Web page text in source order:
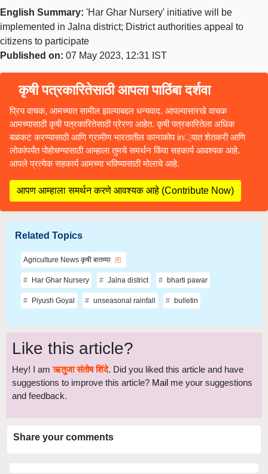
English Summary: 'Har Ghar Nursery' initiative will be
implemented in Jalna district; District authorities appeal to
citizens to participate
Published on: 07 May 2023, 12:31 IST
कृषी पत्रकारितेसाठी आपला पाठिंबा दर्शवा
प्रिय वाचक, आमच्यात सामील झाल्याबद्दल धन्यवाद. आपल्यासारखे वाचक
आमच्यासाठी कृषी पत्रकारितेसाठी प्रेरणा आहेत. कृषी पत्रकारितेला अधिक
बळकट करण्यासाठी आणि ग्रामीण भारतातील कानाकोप in्यात शेतकरी आणि
लोकांपर्यंत पोहोचण्यासाठी आम्हाला तुमचे समर्थन किंवा सहकार्य आवश्यक आहे.
आपले प्रत्येक सहकार्य आमच्या भविष्यासाठी मोलाचे आहे.
आपण आम्हाला समर्थन करणे आवश्यक आहे (Contribute Now)
Related Topics
Agriculture News कृषी बातम्या
Har Ghar Nursery Jalna district bharti pawar
Piyush Goyal unseasonal rainfall bulletin
Like this article?
Hey! I amऋतुजा संतोष शिंदे. Did you liked this article and have
suggestions to improve this article? Mail me your suggestions
and feedback.
Share your comments